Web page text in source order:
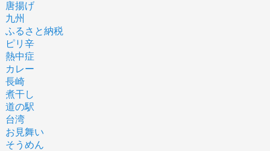
唐揚げ
九州
ふるさと納税
ピリ辛
熱中症
カレー
長崎
煮干し
道の駅
台湾
お見舞い
そうめん